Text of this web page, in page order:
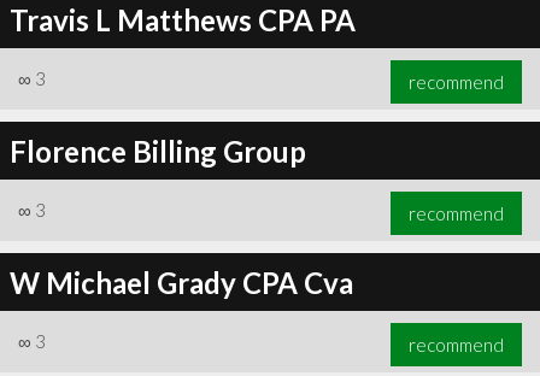
Travis L Matthews CPA PA
∞ 3 recommend
Florence Billing Group
∞ 3 recommend
W Michael Grady CPA Cva
∞ 3 recommend